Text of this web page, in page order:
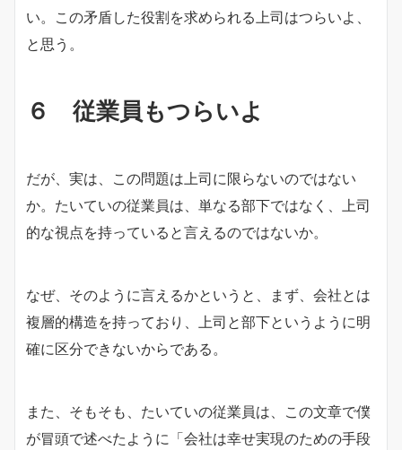
い。この矛盾した役割を求められる上司はつらいよ、
と思う。
６ 従業員もつらいよ
だが、実は、この問題は上司に限らないのではない
か。たいていの従業員は、単なる部下ではなく、上司
的な視点を持っていると言えるのではないか。
なぜ、そのように言えるかというと、まず、会社とは
複層的構造を持っており、上司と部下というように明
確に区分できないからである。
また、そもそも、たいていの従業員は、この文章で僕
が冒頭で述べたように「会社は幸せ実現のための手段